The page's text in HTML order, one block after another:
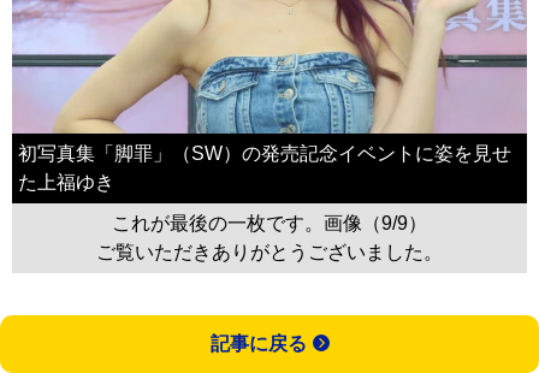
初写真集「脚罪」（SW）の発売記念イベントに姿を見せ
た上福ゆき
これが最後の一枚です。画像（9/9）
ご覧いただきありがとうございました。
記事に戻る